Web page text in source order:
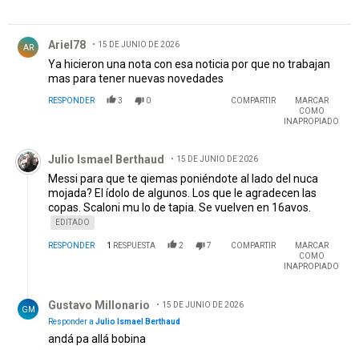
AR Ariel78 15 DE JUNIO DE 2026
Ya hicieron una nota con esa noticia por que no trabajan
mas para tener nuevas novedades
RESPONDER 3 0 COMPARTIR
MARCAR
COMO
INAPROPIADO
Comentario de Julio Ismael Berthaud.
Julio Ismael Berthaud 15 DE JUNIO DE 2026
Messi para que te qiemas poniéndote al lado del nuca
mojada? El ídolo de algunos. Los que le agradecen las
copas. Scaloni mu lo de tapia. Se vuelven en 16avos.
EDITADO
RESPONDER 1 RESPUESTA 2 7 COMPARTIR
MARCAR
COMO
INAPROPIADO
GM Gustavo Millonario
15 DE JUNIO DE 2026
Responder a Julio Ismael Berthaud
andá pa allá bobina